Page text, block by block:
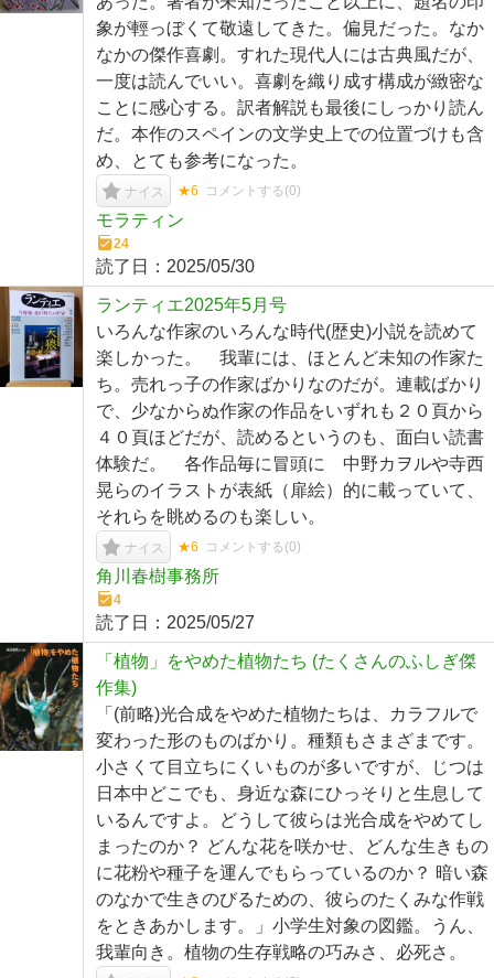
象が輕っぼくて敬遠してきた。偏見だった。なか
なかの傑作喜劇。すれた現代人には古典風だが、
一度は読んでいい。喜劇を織り成す構成が緻密な
ことに感心する。訳者解説も最後にしっかり読ん
だ。本作のスペインの文学史上での位置づけも含
め、とても参考になった。
ナイス ★6 コメントする(0)
モラティン
24
読了日： 2025/05/30
ランティエ2025年5月号
いろんな作家のいろんな時代(歴史)小説を読めて
楽しかった。 我輩には、ほとんど未知の作家た
ち。売れっ子の作家ばかりなのだが。連載ばかり
で、少なからぬ作家の作品をいずれも２０頁から
４０頁ほどだが、読めるというのも、面白い読書
体験だ。 各作品毎に冒頭に 中野カヲルや寺西
晃らのイラストが表紙（扉絵）的に載っていて、
それらを眺めるのも楽しい。
ナイス ★6 コメントする(0)
角川春樹事務所
4
読了日： 2025/05/27
「植物」をやめた植物たち (たくさんのふしぎ傑
作集)
「(前略)光合成をやめた植物たちは、カラフルで
変わった形のものばかり。種類もさまざまです。
小さくて目立ちにくいものが多いですが、じつは
日本中どこでも、身近な森にひっそりと生息して
いるんですよ。どうして彼らは光合成をやめてし
まったのか？ どんな花を咲かせ、どんな生きもの
に花粉や種子を運んでもらっているのか？ 暗い森
のなかで生きのびるための、彼らのたくみな作戦
をときあかします。」小学生対象の図鑑。うん、
我輩向き。植物の生存戦略の巧みさ、必死さ。